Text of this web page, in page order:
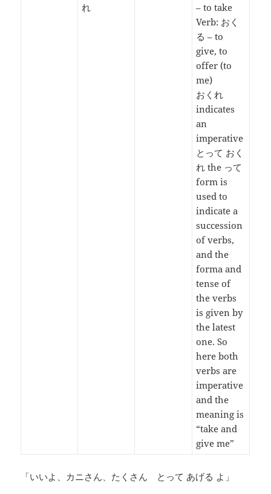
れ
– to take
Verb: おく
る – to
give, to
offer (to
me)
おくれ
indicates
an
imperative
とって おく
れ the って
form is
used to
indicate a
succession
of verbs,
and the
forma and
tense of
the verbs
is given by
the latest
one. So
here both
verbs are
imperative
and the
meaning is
“take and
give me”
「いいよ、カニさん、たくさん とって あげる よ」